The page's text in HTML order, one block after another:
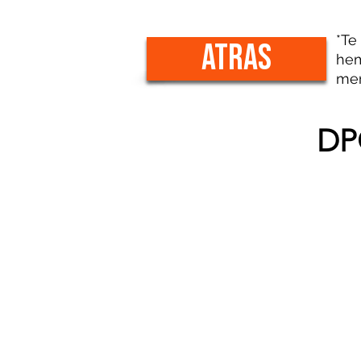
atras